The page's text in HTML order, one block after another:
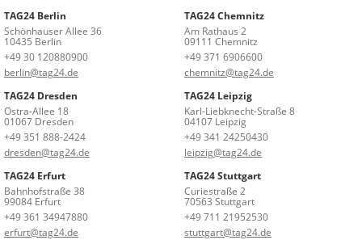
TAG24 Berlin
Schönhauser Allee 36
10435 Berlin
+49 30 120880900
berlin@tag24.de
TAG24 Chemnitz
Am Rathaus 2
09111 Chemnitz
+49 371 6906600
chemnitz@tag24.de
TAG24 Dresden
Ostra-Allee 18
01067 Dresden
+49 351 888-2424
dresden@tag24.de
TAG24 Leipzig
Karl-Liebknecht-Straße 8
04107 Leipzig
+49 341 24250430
leipzig@tag24.de
TAG24 Erfurt
Bahnhofstraße 38
99084 Erfurt
+49 361 34947880
erfurt@tag24.de
TAG24 Stuttgart
Curiestraße 2
70563 Stuttgart
+49 711 21952530
stuttgart@tag24.de